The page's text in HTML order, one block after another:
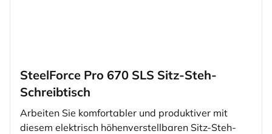
SteelForce Pro 670 SLS Sitz-Steh-
Schreibtisch
Arbeiten Sie komfortabler und produktiver mit
diesem elektrisch höhenverstellbaren Sitz-Steh-